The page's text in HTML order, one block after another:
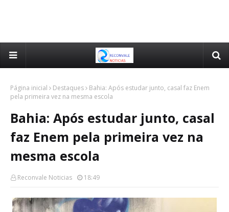
Página inicial Destaques
Bahia: Após estudar junto, casal faz Enem
pela primeira vez na mesma escola
Bahia: Após estudar junto, casal
faz Enem pela primeira vez na
mesma escola
Reconvale Noticias 18:49